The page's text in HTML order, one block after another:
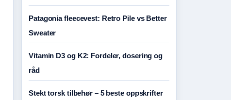
Patagonia fleecevest: Retro Pile vs Better
Sweater
Vitamin D3 og K2: Fordeler, dosering og
råd
Stekt torsk tilbehør – 5 beste oppskrifter